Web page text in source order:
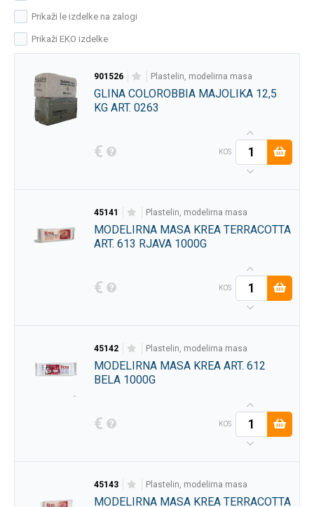
Prikaži le izdelke na zalogi
Prikaži EKO izdelke
901526 plastelin, modelirna masa
GLINA COLOROBBIA MAJOLIKA 12,5
KG ART. 0263
€ KOS
45141 plastelin, modelirna masa
MODELIRNA MASA KREA TERRACOTTA
ART. 613 RJAVA 1000G
€ KOS
45142 plastelin, modelirna masa
MODELIRNA MASA KREA ART. 612
BELA 1000G
€ KOS
45143 plastelin, modelirna masa
MODELIRNA MASA KREA TERRACOTTA